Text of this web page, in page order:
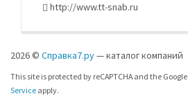
http://www.tt-snab.ru
2026 © Справка7.ру— каталог компаний
This site is protected by reCAPTCHA and the Google
Service apply.